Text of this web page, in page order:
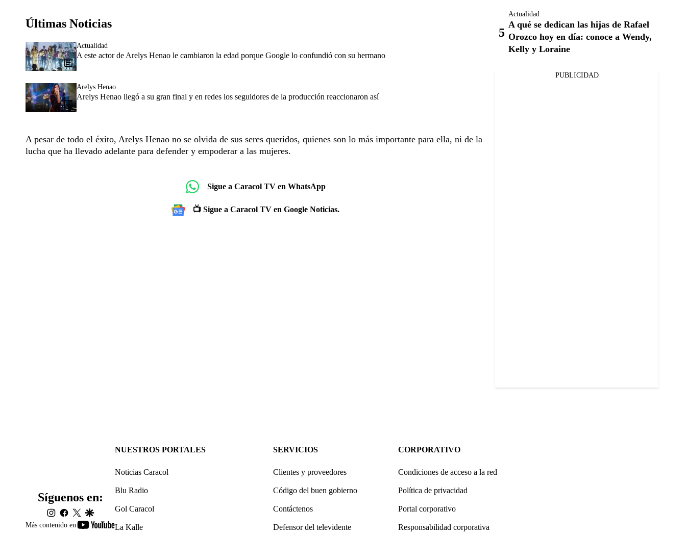
Últimas Noticias
Actualidad
A este actor de Arelys Henao le cambiaron la edad porque Google lo confundió con su hermano
Arelys Henao
Arelys Henao llegó a su gran final y en redes los seguidores de la producción reaccionaron así
A pesar de todo el éxito, Arelys Henao no se olvida de sus seres queridos, quienes son lo más importante para ella, ni de la
lucha que ha llevado adelante para defender y empoderar a las mujeres.
Sigue a Caracol TV en WhatsApp
📺 Sigue a Caracol TV en Google Noticias.
Actualidad
A qué se dedican las hijas de Rafael
Orozco hoy en día: conoce a Wendy,
Kelly y Loraine
PUBLICIDAD
Más contenido en
youtube-
Síguenos en:
instagram
facebook
twittergoogle
NUESTROS PORTALES
Noticias Caracol
Blu Radio
Gol Caracol
La Kalle
SERVICIOS
Clientes y proveedores
Código del buen gobierno
Contáctenos
Defensor del televidente
CORPORATIVO
Condiciones de acceso a la red
Política de privacidad
Portal corporativo
Responsabilidad corporativa